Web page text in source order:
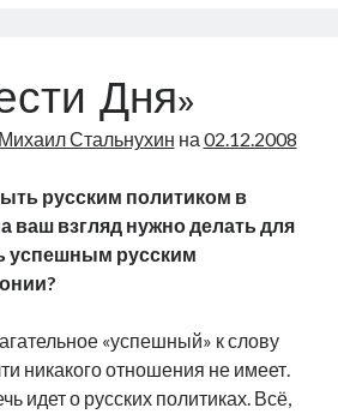
вас,
и
женщины!
Дня»
Михаил Стальнухин на 02.12.2008
русским политиком в
ваш взгляд нужно делать для
успешным русским
«успешный» к слову
никакого отношения не имеет.
идет о русских политиках. Всё,